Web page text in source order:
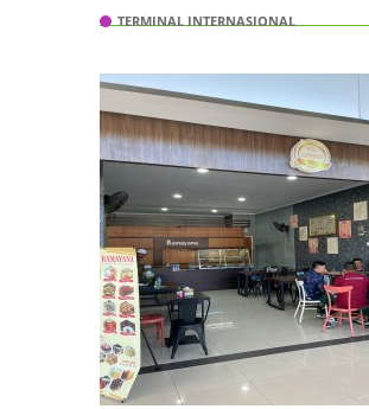
TERMINAL INTERNASIONAL